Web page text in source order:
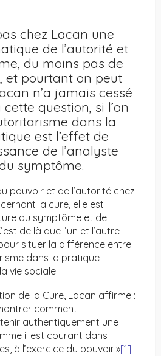
chez Lacan une
de l’autorité et
du moins pas de
et pourtant on peut
n’a jamais cessé
question, si l’on
dans la
est l’effet de
de l’analyste
symptôme.
pouvoir et de l’autorité chez
la cure, elle est
du symptôme et de
de là que l’un et l’autre
situer la différence entre
dans la pratique
vie sociale.
de la Cure, Lacan affirme :
comment
authentiquement une
il est courant dans
à l’exercice du pouvoir »[1].